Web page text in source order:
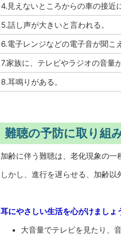
4.見えないところからの車の接近
5.話し声が大きいと言われる。
6.電子レンジなどの電子音が聞こ
7.家族に、テレビやラジオの音量
8.耳鳴りがある。
難聴の予防に取り組
加齢に伴う難聴は、老化現象の一
しかし、進行を遅らせる、加齢以
耳にやさしい生活を心がけましょ
大音量でテレビを見たり、